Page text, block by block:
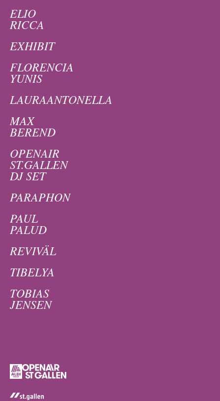
ELIO
RICCA
EXHIBIT
FLORENCIA
YUNIS
LAURAANTONELLA
MAX
BEREND
OPENAIR
ST.GALLEN
DJ SET
PARAPHON
PAUL
PALUD
REVIVÄL
TIBELYA
TOBIAS
JENSEN